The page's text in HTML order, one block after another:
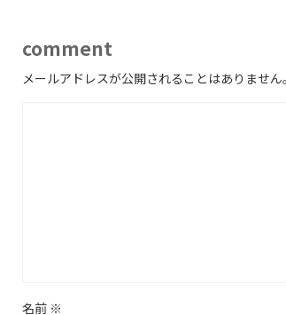
comment
メールアドレスが公開されることはありません。
名前 ※